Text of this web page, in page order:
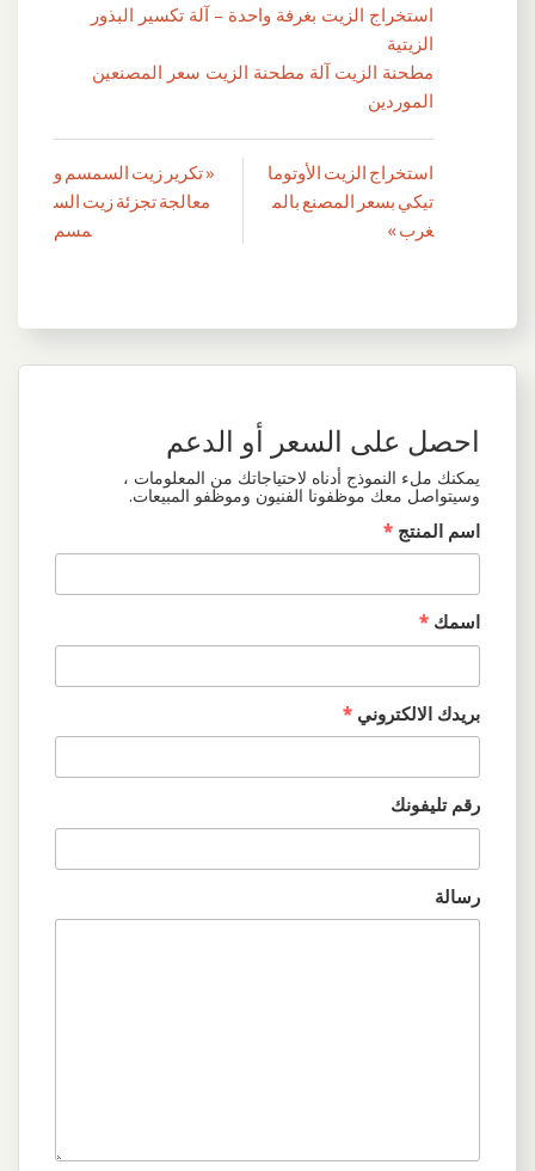
استخراج الزيت بغرفة واحدة – آلة تكسير البذور
الزيتية
مطحنة الزيت آلة مطحنة الزيت سعر المصنعين
الموردين
تصفّح
المقالات
« تكرير زيت السمسم و
معالجة تجزئة زيت الس
مسم
استخراج الزيت الأوتوما
تيكي بسعر المصنع بالم
غرب »
احصل على السعر أو الدعم
يمكنك ملء النموذج أدناه لاحتياجاتك من المعلومات ،
وسيتواصل معك موظفونا الفنيون وموظفو المبيعات.
اسم المنتج *
اسمك *
بريدك الالكتروني *
رقم تليفونك
رسالة